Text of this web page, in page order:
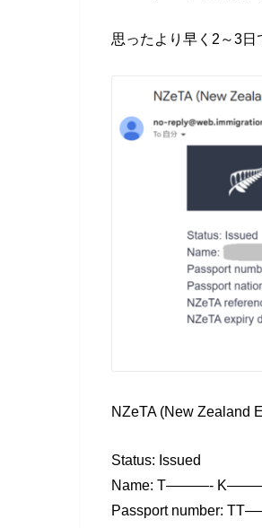
思ったより早く2～3日
NZeTA (New Zealand
Status: Issued
Name: T———-
Passport number: